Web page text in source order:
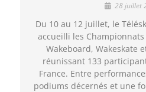
28 juillet
Du 10 au 12 juillet, le
accueilli les Championnats
Wakeboard, Wakeskate
réunissant 133
France. Entre
podiums décernés et une